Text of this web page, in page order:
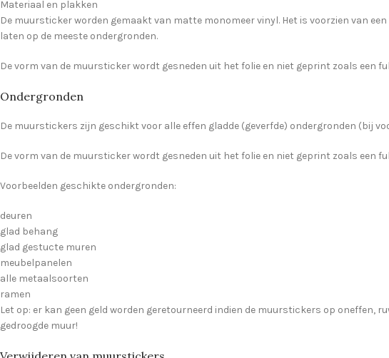
Materiaal en plakken
De muursticker worden gemaakt van matte monomeer vinyl. Het is voorzien van
laten op de meeste ondergronden.
De vorm van de muursticker wordt gesneden uit het folie en niet geprint zoals een
Ondergronden
De muurstickers zijn geschikt voor alle effen gladde (geverfde) ondergronden (bij
De vorm van de muursticker wordt gesneden uit het folie en niet geprint zoals een
Voorbeelden geschikte ondergronden:
deuren
glad behang
glad gestucte muren
meubelpanelen
alle metaalsoorten
ramen
Let op: er kan geen geld worden geretourneerd indien de muurstickers op
gedroogde muur!